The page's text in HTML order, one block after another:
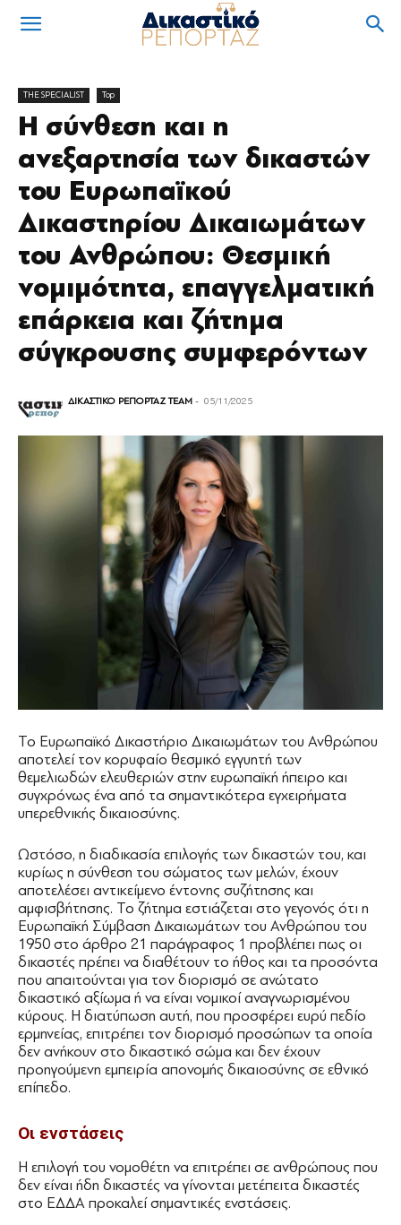
THE SPECIALIST Top
Η σύνθεση και η
ανεξαρτησία των δικαστών
του Ευρωπαϊκού
Δικαστηρίου Δικαιωμάτων
του Ανθρώπου: Θεσμική
νομιμότητα, επαγγελματική
επάρκεια και ζήτημα
σύγκρουσης συμφερόντων
ΔΙΚΑΣΤΙΚΟ ΡΕΠΟΡΤΑΖ TEAM - 05/11/2025
Το Ευρωπαϊκό Δικαστήριο Δικαιωμάτων του Ανθρώπου
αποτελεί τον κορυφαίο θεσμικό εγγυητή των
θεμελιωδών ελευθεριών στην ευρωπαϊκή ήπειρο και
συγχρόνως ένα από τα σημαντικότερα εγχειρήματα
υπερεθνικής δικαιοσύνης.
Ωστόσο, η διαδικασία επιλογής των δικαστών του, και
κυρίως η σύνθεση του σώματος των μελών, έχουν
αποτελέσει αντικείμενο έντονης συζήτησης και
αμφισβήτησης. Το ζήτημα εστιάζεται στο γεγονός ότι η
Ευρωπαϊκή Σύμβαση Δικαιωμάτων του Ανθρώπου του
1950 στο άρθρο 21 παράγραφος 1 προβλέπει πως οι
δικαστές πρέπει να διαθέτουν το ήθος και τα προσόντα
που απαιτούνται για τον διορισμό σε ανώτατο
δικαστικό αξίωμα ή να είναι νομικοί αναγνωρισμένου
κύρους. Η διατύπωση αυτή, που προσφέρει ευρύ πεδίο
ερμηνείας, επιτρέπει τον διορισμό προσώπων τα οποία
δεν ανήκουν στο δικαστικό σώμα και δεν έχουν
προηγούμενη εμπειρία απονομής δικαιοσύνης σε εθνικό
επίπεδο.
Οι ενστάσεις
Η επιλογή του νομοθέτη να επιτρέπει σε ανθρώπους που
δεν είναι ήδη δικαστές να γίνονται μετέπειτα δικαστές
στο ΕΔΔΑ προκαλεί σημαντικές ενστάσεις.